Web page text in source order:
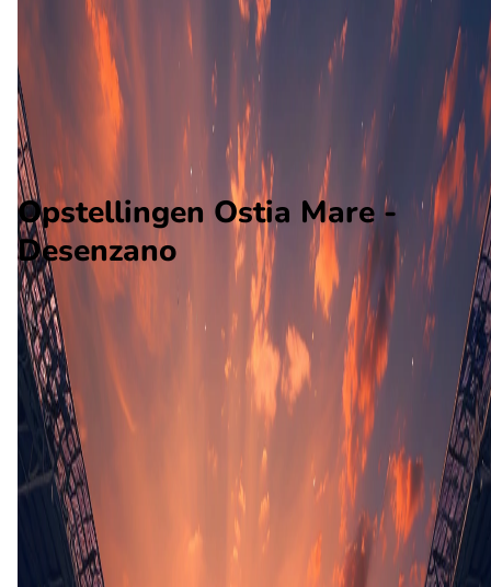
Desenzano
Alle wedstrijden
Ostia Mare - Desenzano
Opstellingen
Voorspelling
Voorbeschouwing
Opstellingen Ostia Mare -
Desenzano
Ostia Mare
Desenzano